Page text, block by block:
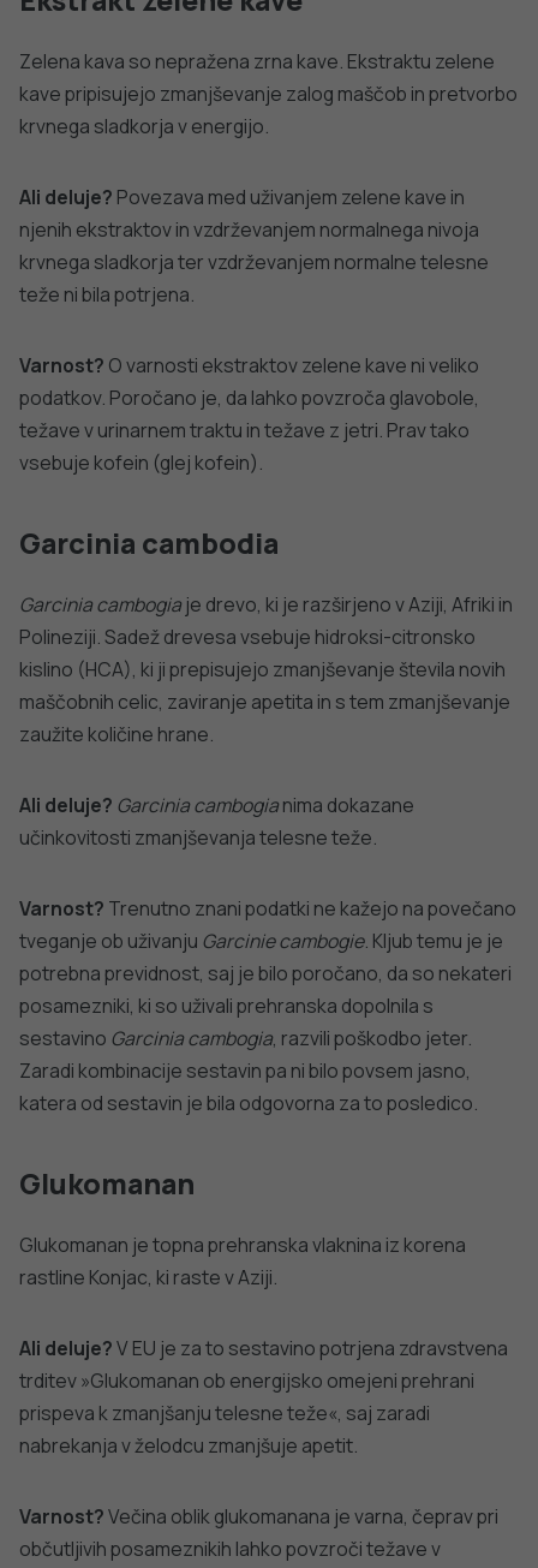
izdelki, ki vsebujejo to sestavino niso dovoljeni, dokler se
Ali deluje? Učinki na zmanjševanje telesne teže niso
Mate (glej kofein)
Zeleni čaj in ekstrakt zelenega čaja
Camellia sinensis(Thea sinensis,čajevec) je grm,
katerega listi in listni popki se tradicionalno uporabljajo za
pripravo zelenih čajev (vodnih poparkov). Sestavine
prehranskih dopolnil so bili v preteklosti največkrat
standardizacije sestavin, zamenjujejo različni ekstrakti
zmanjševanje telesne teže s povečano energijsko
porabo (»izgorevanjem kalorij«), z razbijanjem
maščobnih celic in z zmanjšano absorpcijo maščob.
Ali deluje?Zeleni čaj in ekstrakti zelenega čaja lahko le
Varnost?Uživanje zelenega čaja je znano in ni povezano
razlikujejo po kakovosti in vsebnosti polifenolnih snovi
imenovanih katehini (npr. EC, ECG, EGC, ECGC). Ti lahko
predstavljajo tveganje za zdravje, predvsem se
dolgotrajno uživanje takih izdelkov povezuje s poškodbo
jeter.
Splošno o uživanju prehranskih
Tako kot ostala prehranska dopolnila, so prehranska
hranilne ali fiziološke učinke na organizem, zato se
neželeni učinki lahko pojavijo. Večina prehranskih dopolnil
za hujšanje vsebuje mešanice sestavin, katerih skupno
delovanje običajno ni preučeno.
Če se odločite, da boste uživali prehranska dopolnila za
hujšanje, naj bo to za krajši čas.